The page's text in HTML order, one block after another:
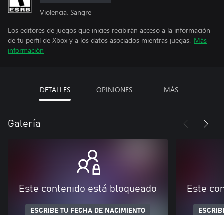
Violencia, Sangre
Los editores de juegos que inicies recibirán acceso a la información
de tu perfil de Xbox y a los datos asociados mientras juegas. Más
información
DETALLES OPINIONES MÁS
Galería
Este contenido está bloqueado
ESCRIBE TU FECHA DE NACIMIENTO
Este